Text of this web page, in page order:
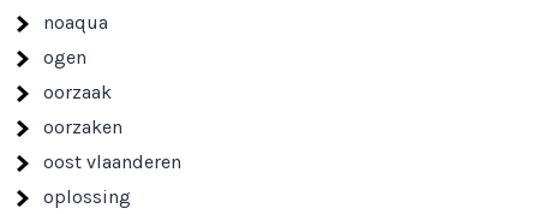
noaqua
ogen
oorzaak
oorzaken
oost vlaanderen
oplossing